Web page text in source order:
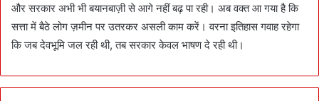
और सरकार अभी भी बयानबाज़ी से आगे नहीं बढ़ पा रही। अब वक्त आ गया है कि
सत्ता में बैठे लोग ज़मीन पर उतरकर असली काम करें। वरना इतिहास गवाह रहेगा
कि जब देवभूमि जल रही थी, तब सरकार केवल भाषण दे रही थी।